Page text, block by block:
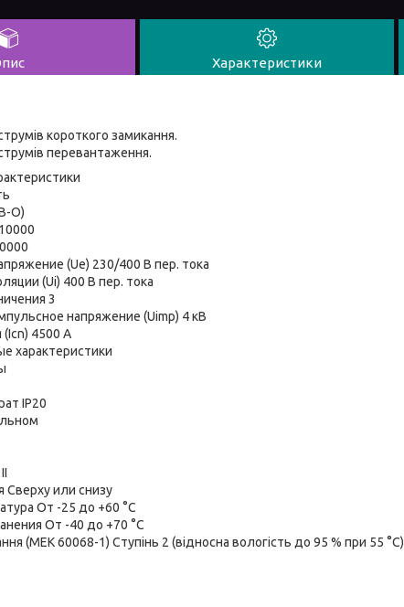
Характеристики
короткого замикання.
перевантаження.
О)
(Ue) 230/400 В пер. тока
(Ui) 400 В пер. тока
3
напряжение (Uimp) 4 кВ
4500 A
характеристики
IP20
Сверху или снизу
От -25 до +60 °C
От -40 до +70 °C
(МЕК 60068-1) Ступінь 2 (відносна вологість до 95 % при 55 °С)